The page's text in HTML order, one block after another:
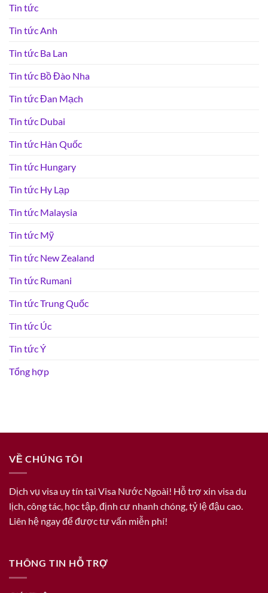
Tin tức
Tin tức Anh
Tin tức Ba Lan
Tin tức Bồ Đào Nha
Tin tức Đan Mạch
Tin tức Dubai
Tin tức Hàn Quốc
Tin tức Hungary
Tin tức Hy Lạp
Tin tức Malaysia
Tin tức Mỹ
Tin tức New Zealand
Tin tức Rumani
Tin tức Trung Quốc
Tin tức Úc
Tin tức Ý
Tổng hợp
VỀ CHÚNG TÔI
Dịch vụ visa uy tín tại Visa Nước Ngoài! Hỗ trợ xin visa du
lịch, công tác, học tập, định cư nhanh chóng, tỷ lệ đậu cao.
Liên hệ ngay để được tư vấn miễn phí!
THÔNG TIN HỖ TRỢ